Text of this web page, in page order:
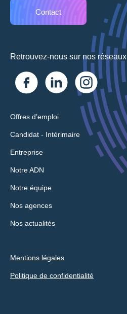
Contact
Retrouvez-nous sur nos réseaux
Offres d’emploi
Candidat - Intérimaire
Entreprise
Notre ADN
Notre équipe
Nos agences
Nos actualités
Mentions légales
Politique de confidentialité